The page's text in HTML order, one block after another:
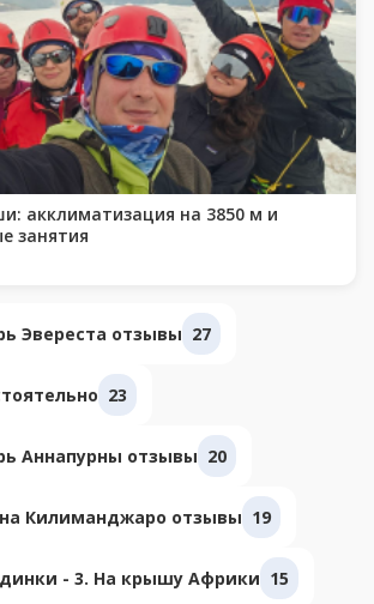
акклиматизация на 3850 м и
занятия
Эвереста отзывы 27
23
Аннапурны отзывы 20
Килиманджаро отзывы 19
- 3. На крышу Африки 15